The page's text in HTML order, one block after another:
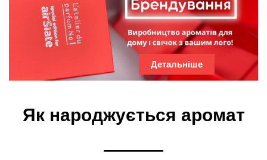
Детальніше
Як народжується аромат